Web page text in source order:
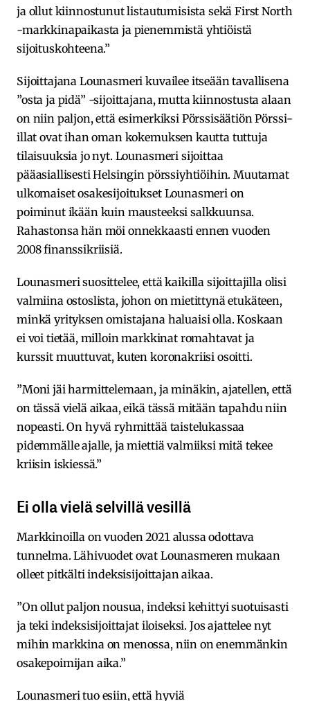
ja ollut kiinnostunut listautumisista sekä First North
-markkinapaikasta ja pienemmistä yhtiöistä
sijoituskohteena.”
Sijoittajana Lounasmeri kuvailee itseään tavallisena
”osta ja pidä” -sijoittajana, mutta kiinnostusta alaan
on niin paljon, että esimerkiksi Pörssisäätiön Pörssi-
illat ovat ihan oman kokemuksen kautta tuttuja
tilaisuuksia jo nyt. Lounasmeri sijoittaa
pääasiallisesti Helsingin pörssiyhtiöihin. Muutamat
ulkomaiset osakesijoitukset Lounasmeri on
poiminut ikään kuin mausteeksi salkkuunsa.
Rahastonsa hän möi onnekkaasti ennen vuoden
2008 finanssikriisiä.
Lounasmeri suosittelee, että kaikilla sijoittajilla olisi
valmiina ostoslista, johon on mietittynä etukäteen,
minkä yrityksen omistajana haluaisi olla. Koskaan
ei voi tietää, milloin markkinat romahtavat ja
kurssit muuttuvat, kuten koronakriisi osoitti.
”Moni jäi harmittelemaan, ja minäkin, ajatellen, että
on tässä vielä aikaa, eikä tässä mitään tapahdu niin
nopeasti. On hyvä ryhmittää taistelukassaa
pidemmälle ajalle, ja miettiä valmiiksi mitä tekee
kriisin iskiessä.”
Ei olla vielä selvillä vesillä
Markkinoilla on vuoden 2021 alussa odottava
tunnelma. Lähivuodet ovat Lounasmeren mukaan
olleet pitkälti indeksisijoittajan aikaa.
”On ollut paljon nousua, indeksi kehittyi suotuisasti
ja teki indeksisijoittajat iloiseksi. Jos ajattelee nyt
mihin markkina on menossa, niin on enemmänkin
osakepoimijan aika.”
Lounasmeri tuo esiin, että hyviä